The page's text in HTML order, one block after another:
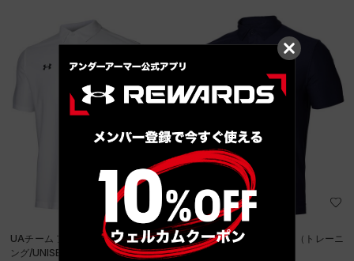
UAチーム アーマー ポロ（トレーニ
ング/UNISEX）
UAチーム アーマー ポロ（トレーニ
ング/UNISEX）